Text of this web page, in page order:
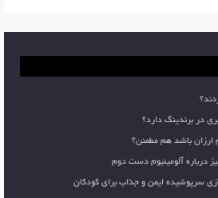
در برندینگ دارد؟
ارزان باشد هم مطمئن؟
درباره آلومینیوم دست دوم
سرپوشیده ایمن و جذاب برای کودکان